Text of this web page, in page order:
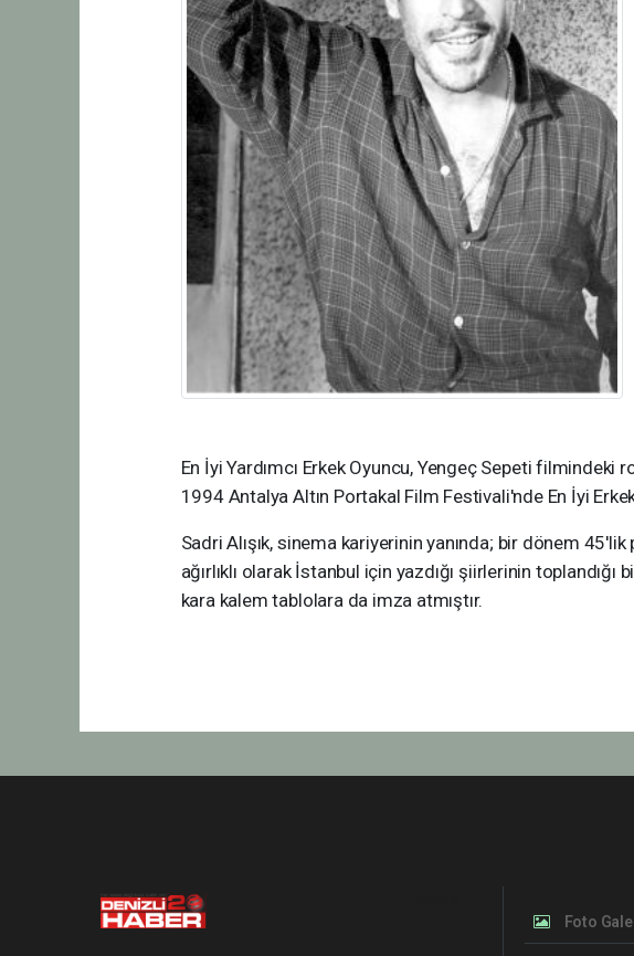
En İyi Yardımcı Erkek Oyuncu, Yengeç Sepeti
1994 Antalya Altın Portakal Film Festivali'nde En İyi
Sadri Alışık, sinema kariyerinin yanında; bir dönem
ağırlıklı olarak İstanbul için yazdığı şiirlerinin toplandığı
kara kalem tablolara da imza atmıştır.
Foto